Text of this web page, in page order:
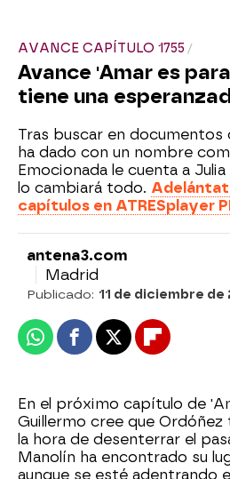
AVANCE CAPÍTULO 1755
Avance 'Amar es
tiene una
Tras buscar en documentos
ha dado con un nombre
Emocionada le cuenta a
lo cambiará todo.
capítulos en ATRESplayer
antena3.com
Madrid
Publicado: 11 de diciembre de
WhatsappFacebook
X Flipboard
En el próximo capítulo de
Guillermo cree que
la hora de desenterrar el
Manolín ha encontrado su
aunque se esté adentrando